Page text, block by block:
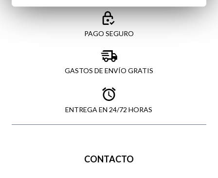
PAGO SEGURO
GASTOS DE ENVÍO GRATIS
ENTREGA EN 24/72 HORAS
CONTACTO